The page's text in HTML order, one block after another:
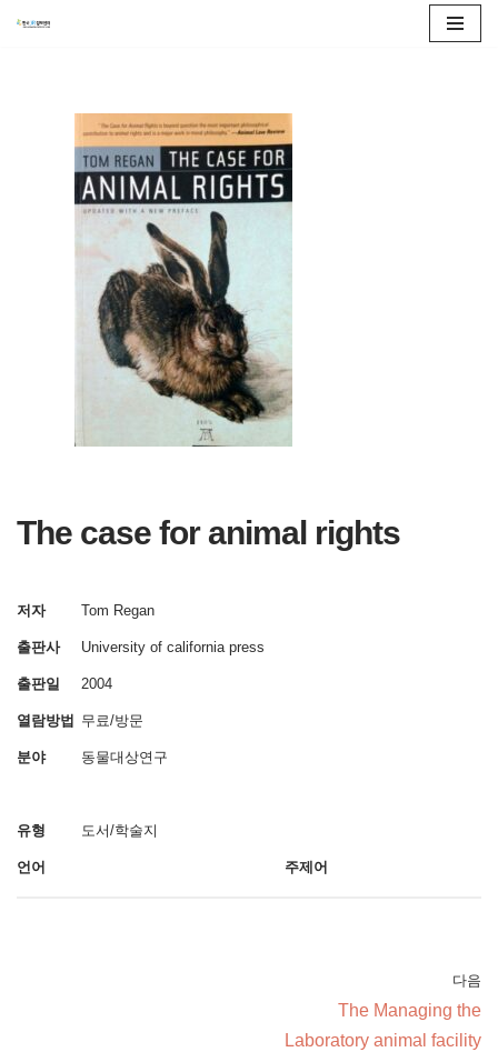
The case for animal rights
저자 Tom Regan
출판사 University of california press
출판일 2004
열람방법 무료/방문
분야 동물대상연구
유형 도서/학술지
언어 주제어
다음
The Managing the
Laboratory animal facility